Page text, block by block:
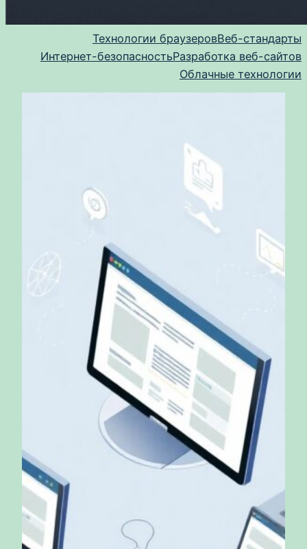
Технологии браузеровВеб-стандарты
Интернет-безопасностьРазработка веб-сайтов
Облачные технологии